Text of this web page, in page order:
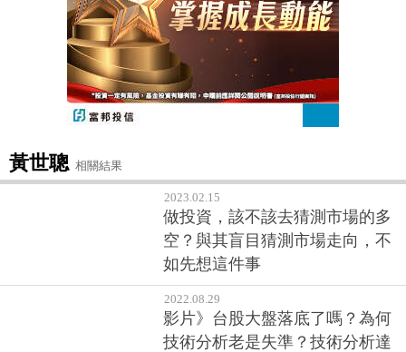
黃世聰 相關結果
2023.02.15
做投資，該不該去猜測市場的多
空？與其盲目猜測市場走向，不
如先想這件事
2022.08.29
影片》台股大盤落底了嗎？為何
技術分析老是失準？技術分析達